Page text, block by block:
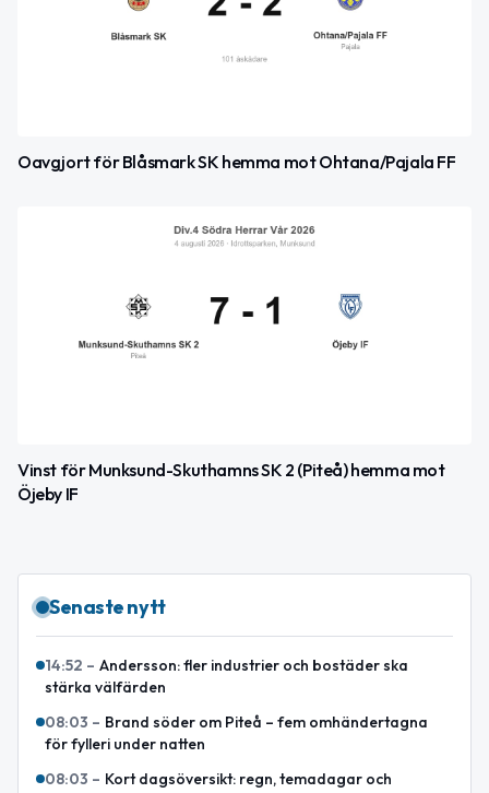
Oavgjort för Blåsmark SK hemma mot Ohtana/Pajala FF
Vinst för Munksund-Skuthamns SK 2 (Piteå) hemma mot
Öjeby IF
Senaste nytt
14:52 – Andersson: fler industrier och bostäder ska
stärka välfärden
08:03 – Brand söder om Piteå – fem omhändertagna
för fylleri under natten
08:03 – Kort dagsöversikt: regn, temadagar och